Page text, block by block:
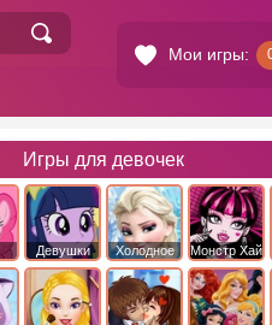
Мои игры:
Игры для девочек
Девушки
Эквестрии
Холодное
Сердце
Монстр Хай